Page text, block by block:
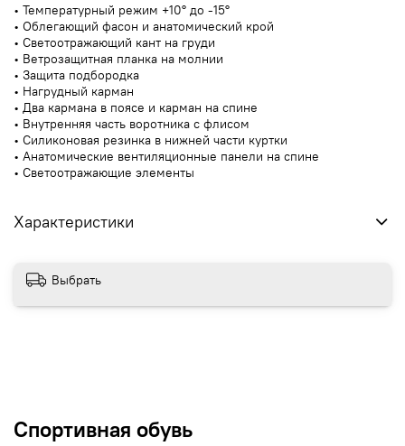
• Температурный режим +10° до -15°
• Облегающий фасон и анатомический крой
• Светоотражающий кант на груди
• Ветрозащитная планка на молнии
• Защита подбородка
• Нагрудный карман
• Два кармана в поясе и карман на спине
• Внутренняя часть воротника с флисом
• Силиконовая резинка в нижней части куртки
• Анатомические вентиляционные панели на спине
• Светоотражающие элементы
Характеристики
Выбрать
Спортивная обувь